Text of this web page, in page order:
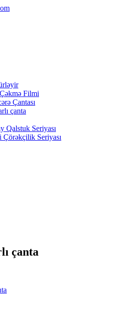
Filmi
Çantası
çanta
Qalstuk Seriyası
Seriyası
çanta